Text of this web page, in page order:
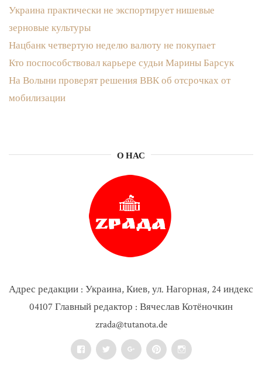
Украина практически не экспортирует нишевые
зерновые культуры
Нацбанк четвертую неделю валюту не покупает
Кто поспособствовал карьере судьи Марины Барсук
На Волыни проверят решения ВВК об отсрочках от
мобилизации
О НАС
Адрес редакции : Украина, Киев, ул. Нагорная, 24 индекс
04107 Главный редактор : Вячеслав Котёночкин
zrada@tutanota.de
FacebookTwitter Google+PinterestInstagram